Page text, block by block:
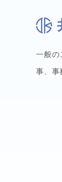
一般の
事、事